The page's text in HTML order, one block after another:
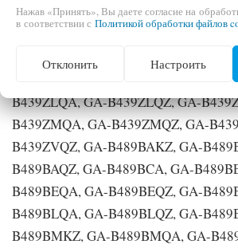
B439YLQA, GA-B439YMCA, GA-
B439YMQA, GA-B439YVCA, GA-
B439YVQA, GA-B439ZAQA, GA-
B439ZEQA, GA-B439ZEQZ, GA-
B439ZLQA, GA-B439ZLQZ, GA-
B439ZMQA, GA-B439ZMQZ, GA-
B439ZVQZ, GA-B489BAKZ, GA-
B489BAQZ, GA-B489BCA, GA-
B489BEQA, GA-B489BEQZ, GA-
B489BLQA, GA-B489BLQZ, GA-
B489BMKZ, GA-B489BMQA, GA-
Нажав «Принять», Вы даете согласие на
в соответствии с Политикой обработки файлов
Отклонить Настроить